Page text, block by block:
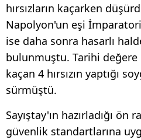
hırsızların kaçarken
Napolyon'un eşi
ise daha sonra hasarlı
bulunmuştu. Tarihi
kaçan 4 hırsızın yaptığı
sürmüştü.
Sayıştay'ın hazırladığı ön
güvenlik standartlarına